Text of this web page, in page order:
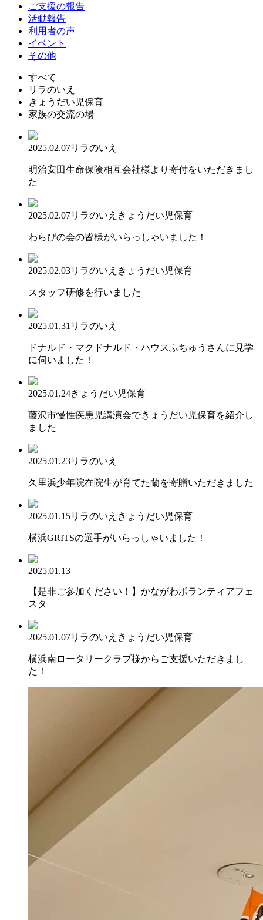
ご支援の報告
活動報告
利用者の声
イベント
その他
すべて
リラのいえ
きょうだい児保育
家族の交流の場
2025.02.07リラのいえ
明治安田生命保険相互会社様より寄付をいただきまし
た
2025.02.07リラのいえ きょうだい児保育
わらびの会の皆様がいらっしゃいました！
2025.02.03リラのいえ きょうだい児保育
スタッフ研修を行いました
2025.01.31 リラのいえ
ドナルド・マクドナルド・ハウスふちゅうさんに見学
に伺いました！
2025.01.24きょうだい児保育
藤沢市慢性疾患児講演会できょうだい児保育を紹介し
ました
2025.01.23リラのいえ
久里浜少年院在院生が育てた蘭を寄贈いただきました
2025.01.15リラのいえ きょうだい児保育
横浜GRITSの選手がいらっしゃいました！
2025.01.13
【是非ご参加ください！】かながわボランティアフェ
スタ
2025.01.07リラのいえ きょうだい児保育
横浜南ロータリークラブ様からご支援いただきまし
た！